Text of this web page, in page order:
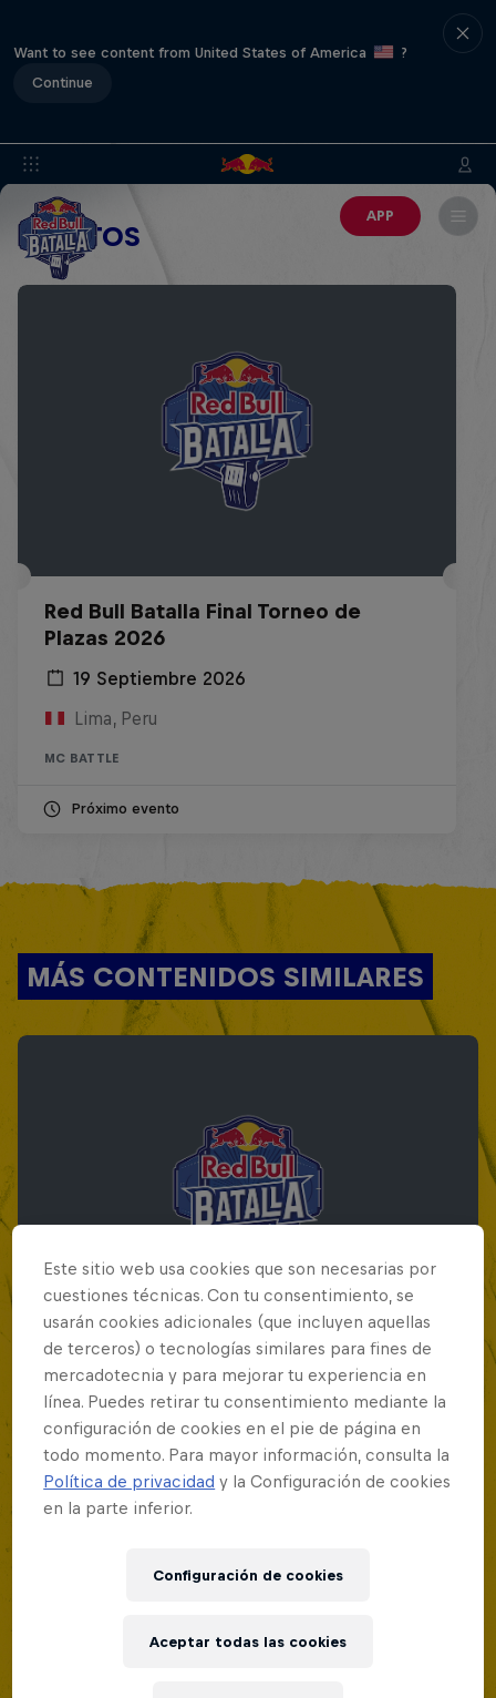
Want to see content from United States of America
?
Continue
APP
EVENTOS
Red Bull Batalla Final Torneo de
Plazas 2026
19 Septiembre 2026
Lima, Peru
MC BATTLE
Próximo evento
MÁS CONTENIDOS SIMILARES
Red Bull Batalla Final Torneo de Plazas
2026
19 Septiembre 2026
Lima, Peru
Este sitio web usa cookies que son necesarias por
cuestiones técnicas. Con tu consentimiento, se
usarán cookies adicionales (que incluyen aquellas
de terceros) o tecnologías similares para fines de
mercadotecnia y para mejorar tu experiencia en
línea. Puedes retirar tu consentimiento mediante la
configuración de cookies en el pie de página en
todo momento. Para mayor información, consulta la
Política de privacidad y la Configuración de cookies
en la parte inferior.
Configuración de cookies
Aceptar todas las cookies